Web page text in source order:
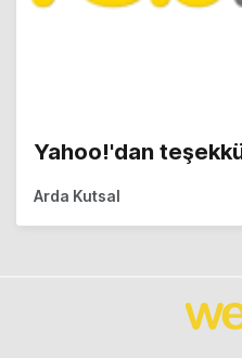
Yahoo!'dan
Arda Kutsal